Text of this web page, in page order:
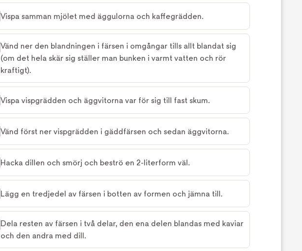
Vispa samman mjölet med äggulorna och kaffegrädden.
Vänd ner den blandningen i färsen i omgångar tills allt blandat sig
(om det hela skär sig ställer man bunken i varmt vatten och rör
kraftigt).
Vispa vispgrädden och äggvitorna var för sig till fast skum.
Vänd först ner vispgrädden i gäddfärsen och sedan äggvitorna.
Hacka dillen och smörj och beströ en 2-literform väl.
Lägg en tredjedel av färsen i botten av formen och jämna till.
Dela resten av färsen i två delar, den ena delen blandas med kaviar
och den andra med dill.